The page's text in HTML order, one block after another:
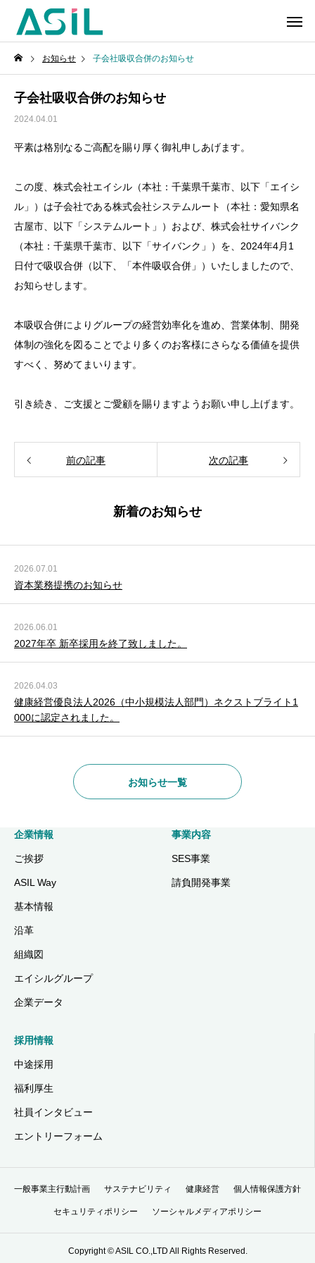
お知らせ 子会社吸収合併のお知らせ
子会社吸収合併のお知らせ
2024.04.01
平素は格別なるご高配を賜り厚く御礼申しあげます。
この度、株式会社エイシル（本社：千葉県千葉市、以下「エイシ
ル」）は子会社である株式会社システムルート（本社：愛知県名
古屋市、以下「システムルート」）および、株式会社サイバンク
（本社：千葉県千葉市、以下「サイバンク」）を、2024年4月1
日付で吸収合併（以下、「本件吸収合併」）いたしましたので、
お知らせします。
本吸収合併によりグループの経営効率化を進め、営業体制、開発
体制の強化を図ることでより多くのお客様にさらなる価値を提供
すべく、努めてまいります。
引き続き、ご支援とご愛顧を賜りますようお願い申し上げます。
前の記事 次の記事
新着のお知らせ
2026.07.01
資本業務提携のお知らせ
2026.06.01
2027年卒 新卒採用を終了致しました。
2026.04.03
健康経営優良法人2026（中小規模法人部門）ネクストブライト1
000に認定されました。
お知らせ一覧
企業情報
ご挨拶
ASIL Way
基本情報
沿革
組織図
エイシルグループ
企業データ
事業内容
SES事業
請負開発事業
採用情報
中途採用
福利厚生
社員インタビュー
エントリーフォーム
一般事業主行動計画 サステナビリティ 健康経営 個人情報保護方針
セキュリティポリシー ソーシャルメディアポリシー
Copyright © ASIL CO.,LTD All Rights Reserved.